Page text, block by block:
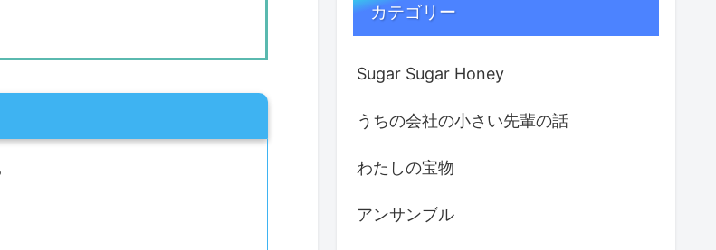
カテゴリー
Sugar Sugar Honey
うちの会社の小さい先輩の話
わたしの宝物
アンサンブル